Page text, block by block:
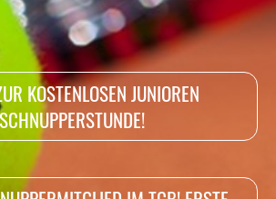
KOSTENLOSEN JUNIOREN
SCHNUPPERSTUNDE!